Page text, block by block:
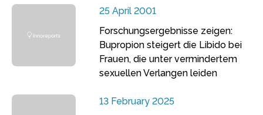
25 April 2001
Forschungsergebnisse zeigen:
Bupropion steigert die Libido bei
Frauen, die unter vermindertem
sexuellen Verlangen leiden
13 February 2025